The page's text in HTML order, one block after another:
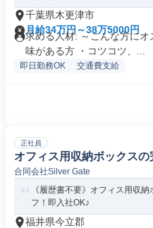
千葉県木更津市
月給34万円～38万5000円
求める人材: ～こんな方に
味がある方 ・コツコツ、...
即日勤務OK 交通費支給
正社員
オフィス用収納ボックス
合同会社Silver Gate
《履歴書不要》オフィス用収
フ！即入社OK♪
福井県今立郡